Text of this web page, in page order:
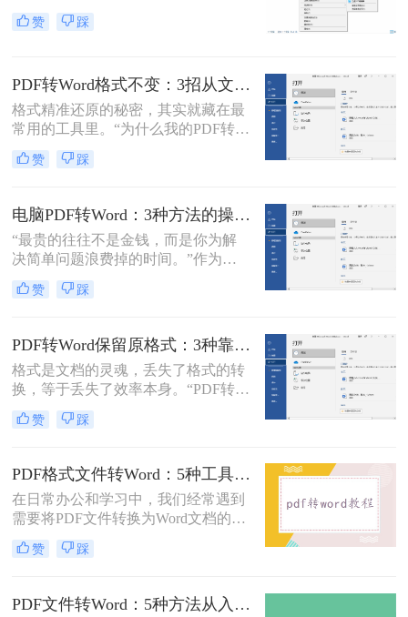
转、批量处理、以及对排版要求高时
始就错了。”作为一名深耕电脑办公
软件领域多年的测评博主，小编每天
赞 踩
PDF转Word格式不变：3招从文件选择到输出设置全流程！
格式精准还原的秘密，其实就藏在最
常用的工具里。“为什么我的PDF转成
Word后，格式全乱了？”——这是小
编在后台收到最多的问题之一。相信
疼：一份精心排版的报告、合同或方
案，转换后却面目全非，表格错位、
字体变异、版面混乱，不得不花费大
量时间重新调整。
赞 踩
电脑PDF转Word：3种方法的操作步骤和常见报错处理！
“最贵的往往不是金钱，而是你为解
决简单问题浪费掉的时间。”作为专
注电脑办公软件测评多年的博
主，“电脑怎么将pdf转换成word免
背后，是无数职场人和内容创作者面
对合同、报告、文献时，渴望高效提
取、编辑信息的真切需求。
赞 踩
PDF转Word保留原格式：3种靠谱方法的关键参数配置！
格式是文档的灵魂，丢失了格式的转
换，等于丢失了效率本身。“PDF转完
Word，排版全乱了，还不如自己重打
一遍！”这是小编在后台收到最多的
域多年的测评博主，我深知一份格式
错乱、需要手动调整数小时的Word文
档，对职场人来说是多么糟糕的体
验。那么pdf转word如何保留原格式
呢？
赞 踩
PDF格式文件转Word：5种工具按文件来源和用途对照选择！
在日常办公和学习中，我们经常遇到
需要将PDF文件转换为Word文档的需
求。PDF格式的文件如何转Word一直
是困扰许多用户的难题。无论是需要
调整报告格式，掌握高效的PDF转
赞 踩
PDF文件转Word：5种方法从入门到避坑的实操指南！